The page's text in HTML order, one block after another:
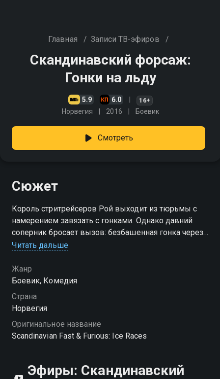
Главная / Записи ТВ-эфиров /
Скандинавский форсаж:
Гонки на льду
5.9 6.0 16+
Норвегия 2016 Боевик
Смотреть
Сюжет
Король стритрейсеров Рой выходит из тюрьмы с
намерением завязать с гонками. Однако давний
соперник бросает вызов: безбашенная гонка через
всю Норвегию аж до Мурманска. Рой непреклонен,
её защитить!
Читать дальше
Жанр
Боевик, Комедия
Страна
Норвегия
Оригинальное название
Scandinavian Fast & Furious: Ice Races
Эфиры: Скандинавский